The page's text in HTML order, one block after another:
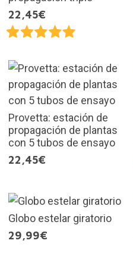
22,45€
Provetta: estación de
propagación de plantas
con 5 tubos de ensayo
22,45€
Globo estelar giratorio
29,99€